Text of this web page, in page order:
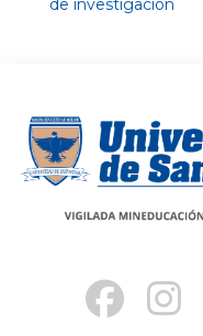
de investigación